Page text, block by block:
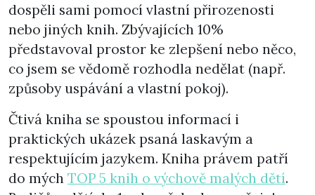
dospěli sami pomocí vlastní přirozenosti
nebo jiných knih. Zbývajících 10%
představoval prostor ke zlepšení nebo něco,
co jsem se vědomě rozhodla nedělat (např.
způsoby uspávání a vlastní pokoj).
Čtivá kniha se spoustou informací i
praktických ukázek psaná laskavým a
respektujícím jazykem. Kniha právem patří
do mých TOP 5 knih o výchově malých dětí.